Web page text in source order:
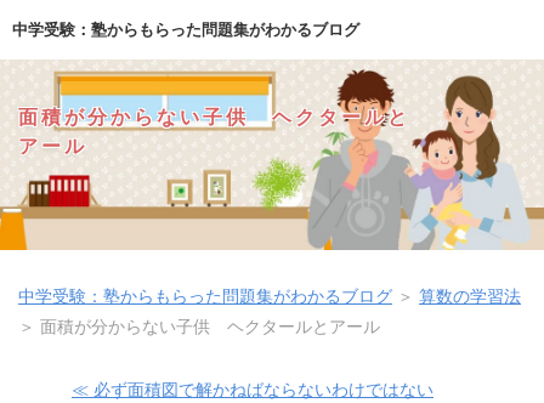
中学受験：塾からもらった問題集がわかるブログ
面積が分からない子供 ヘクタールと
アール
中学受験：塾からもらった問題集がわかるブログ ＞ 算数の学習法
＞ 面積が分からない子供 ヘクタールとアール
≪ 必ず面積図で解かねばならないわけではない